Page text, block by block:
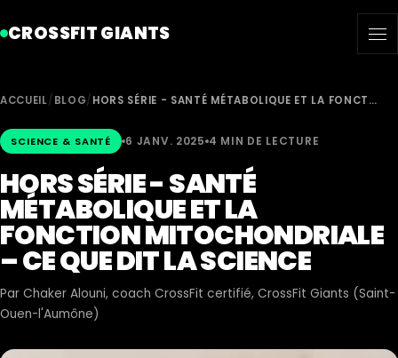
CROSSFIT GIANTS
ACCUEIL/ BLOG/ HORS SÉRIE - SANTÉ MÉTABOLIQUE ET LA FONCT…
SCIENCE & SANTÉ 6 JANV. 2025 4 MIN DE LECTURE
HORS SÉRIE - SANTÉ
MÉTABOLIQUE ET LA
FONCTION MITOCHONDRIALE
– CE QUE DIT LA SCIENCE
Par Chaker Alouni, coach CrossFit certifié, CrossFit Giants (Saint-
Ouen-l'Aumône)